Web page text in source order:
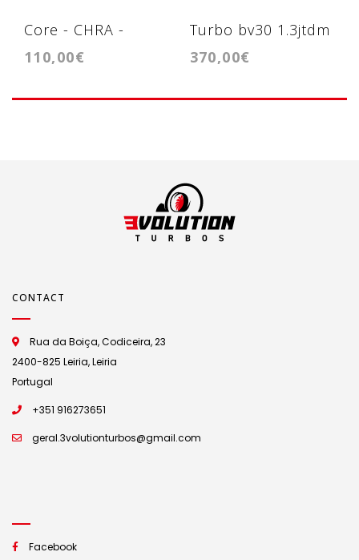
Core - CHRA -
Cartridge kp35
110,00€
Turbo bv30 1.3jtdm
370,00€
CONTACT
Rua da Boiça, Codiceira, 23
2400-825 Leiria, Leiria
Portugal
+351 916273651
geral.3volutionturbos@gmail.com
Facebook